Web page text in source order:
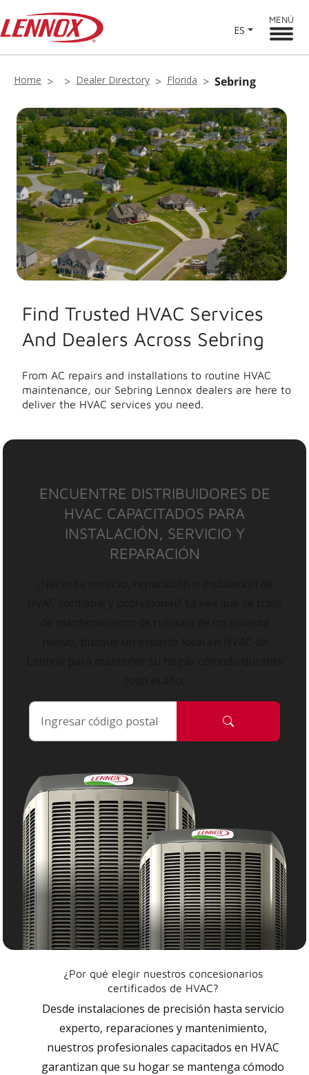
ES
MENÚ
Home Dealer Directory Florida Sebring
Find Trusted HVAC Services
And Dealers Across Sebring
From AC repairs and installations to routine HVAC
maintenance, our Sebring Lennox dealers are here to
deliver the HVAC services you need.
ENCUENTRE DISTRIBUIDORES DE
HVAC CAPACITADOS PARA
INSTALACIÓN, SERVICIO Y
REPARACIÓN
¿Por qué elegir nuestros concesionarios
certificados de HVAC?
Desde instalaciones de precisión hasta servicio
experto, reparaciones y mantenimiento,
nuestros profesionales capacitados en HVAC
garantizan que su hogar se mantenga cómodo